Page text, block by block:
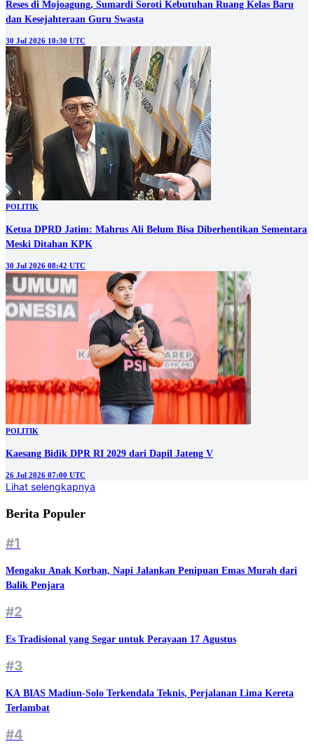
Reses di Mojoagung, Sumardi Soroti Kebutuhan Ruang Kelas Baru
dan Kesejahteraan Guru Swasta
30 Jul 2026 10:30 UTC
POLITIK
Ketua DPRD Jatim: Mahrus Ali Belum Bisa Diberhentikan Sementara
Meski Ditahan KPK
30 Jul 2026 08:42 UTC
POLITIK
Kaesang Bidik DPR RI 2029 dari Dapil Jateng V
26 Jul 2026 07:00 UTC
Lihat selengkapnya
Berita Populer
#1
Mengaku Anak Korban, Napi Jalankan Penipuan Emas Murah dari
Balik Penjara
#2
Es Tradisional yang Segar untuk Perayaan 17 Agustus
#3
KA BIAS Madiun-Solo Terkendala Teknis, Perjalanan Lima Kereta
Terlambat
#4